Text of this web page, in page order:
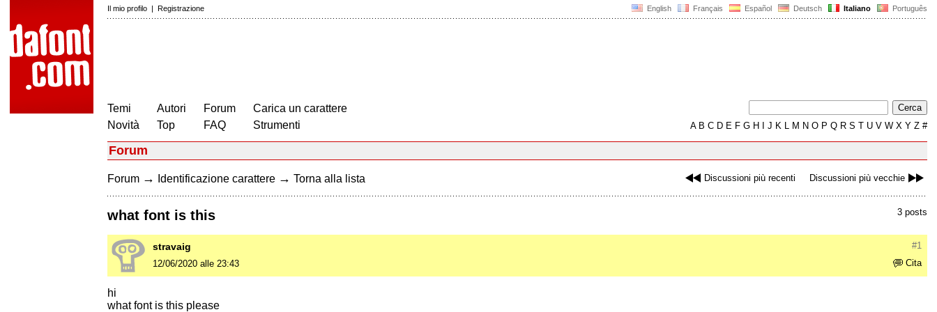
English Français Español Deutsch Italiano Português
Il mio profilo | Registrazione
Temi
Novità
Autori
Top
Forum
FAQ
Carica un carattere
Strumenti
AB C D E F G H J K L M N O P Q R S T U V W X Y Z #
Forum
Discussioni più recenti Discussioni più vecchie
Forum → Identificazione carattere → Torna alla lista
3 posts
what font is this
#1
stravaig
Cita
12/06/2020 alle 23:43
hi
what font is this please